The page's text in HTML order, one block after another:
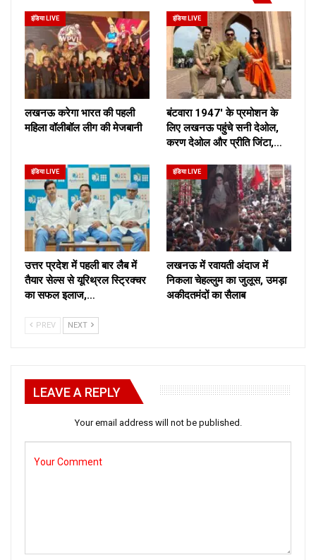
इंडिया LIVE
लखनऊ करेगा भारत की पहली
महिला वॉलीबॉल लीग की मेजबानी
इंडिया LIVE
बंटवारा 1947′ के प्रमोशन के
लिए लखनऊ पहुंचे सनी देओल,
करण देओल और प्रीति जिंटा,…
इंडिया LIVE
उत्तर प्रदेश में पहली बार लैब में
तैयार सेल्स से यूरिथ्रल स्ट्रिक्चर
का सफल इलाज,…
इंडिया LIVE
लखनऊ में रवायती अंदाज में
निकला चेहल्लुम का जुलूस, उमड़ा
अकीदतमंदों का सैलाब
PREV NEXT
LEAVE A REPLY
Your email address will not be published.